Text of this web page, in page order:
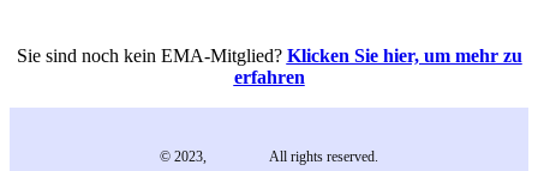
Sie sind noch kein EMA-Mitglied? Klicken Sie hier, um mehr zu
erfahren
© 2023, All rights reserved.